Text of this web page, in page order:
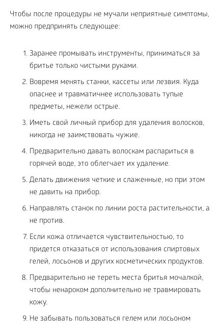
Чтобы после процедуры не мучали неприятные симптомы,
можно предпринять следующее:
Заранее промывать инструменты, приниматься за
бритье только чистыми руками.
Вовремя менять станки, кассеты или лезвия. Куда
опаснее и травматичнее использовать тупые
предметы, нежели острые.
Иметь свой личный прибор для удаления волосков,
никогда не заимствовать чужие.
Предварительно давать волоскам распариться в
горячей воде, это облегчает их удаление.
Делать движения четкие и слаженные, но при этом
не давить на прибор.
Направлять станок по линии роста растительности, а
не против.
Если кожа отличается чувствительностью, то
придется отказаться от использования спиртовых
гелей, лосьонов и других косметических продуктов.
Предварительно не тереть места бритья мочалкой,
чтобы ненароком дополнительно не травмировать
кожу.
Не забывать пользоваться гелем или лосьоном